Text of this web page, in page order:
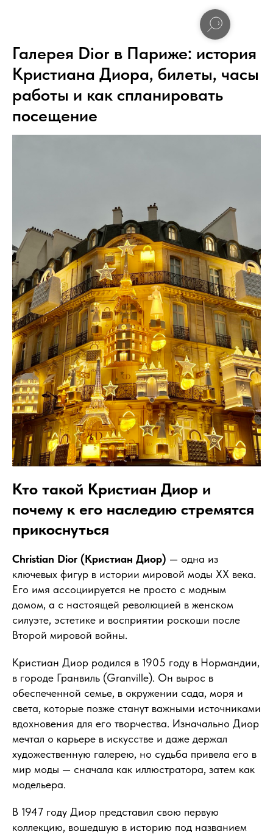
Галерея Dior в Париже: история
Кристиана Диора, билеты, часы
работы и как спланировать
посещение
Кто такой Кристиан Диор и
почему к его наследию стремятся
прикоснуться
Christian Dior (Кристиан Диор) — одна из
ключевых фигур в истории мировой моды XX века.
Его имя ассоциируется не просто с модным
домом, а с настоящей революцией в женском
силуэте, эстетике и восприятии роскоши после
Второй мировой войны.
Кристиан Диор родился в 1905 году в Нормандии,
в городе Гранвиль (Granville). Он вырос в
обеспеченной семье, в окружении сада, моря и
света, которые позже станут важными источниками
вдохновения для его творчества. Изначально Диор
мечтал о карьере в искусстве и даже держал
художественную галерею, но судьба привела его в
мир моды — сначала как иллюстратора, затем как
модельера.
В 1947 году Диор представил свою первую
коллекцию, вошедшую в историю под названием